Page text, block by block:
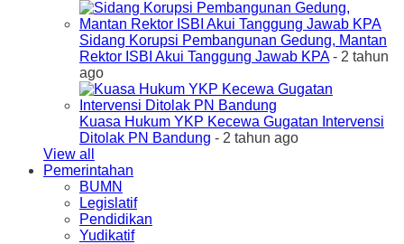
Sidang Korupsi Pembangunan Gedung, Mantan
Rektor ISBI Akui Tanggung Jawab KPA- 2 tahun
ago
Kuasa Hukum YKP Kecewa Gugatan Intervensi
Ditolak PN Bandung - 2 tahun ago
View all
Pemerintahan
BUMN
Legislatif
Pendidikan
Yudikatif